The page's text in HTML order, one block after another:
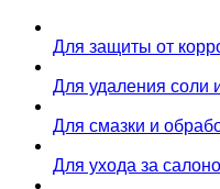
Для защиты от
Для удаления соли
Для смазки и
Для ухода за